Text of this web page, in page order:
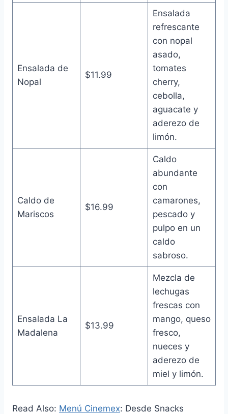
Ensalada de
Nopal
$11.99
Ensalada
refrescante
con nopal
asado,
tomates
cherry,
cebolla,
aguacate y
aderezo de
limón.
Caldo de
Mariscos
$16.99
Caldo
abundante
con
camarones,
pescado y
pulpo en un
caldo
sabroso.
Ensalada La
Madalena
$13.99
Mezcla de
lechugas
frescas con
mango, queso
fresco,
nueces y
aderezo de
miel y limón.
Read Also: Menú Cinemex: Desde Snacks